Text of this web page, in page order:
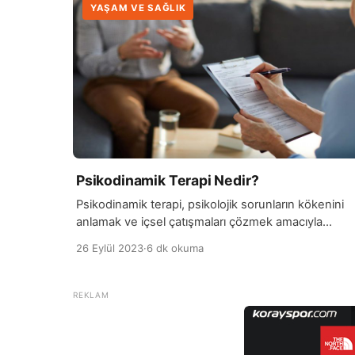
YAŞAM VE SAĞLIK
Psikodinamik Terapi Nedir?
Psikodinamik terapi, psikolojik sorunların kökenini
anlamak ve içsel çatışmaları çözmek amacıyla
psikanaliz teorisine dayanır ve bireylerin
odaklanır. Terapist, hastanın geçmiş deneyimleri,
duygusal ilişkileri ve içsel düşünce süreçleri
üzerinde çalışarak, şu anki sorunlarının kökenini
anlamasına yardımcı olur. Psikodinamik terapi,
26 Eylül 2023·6 dk okuma